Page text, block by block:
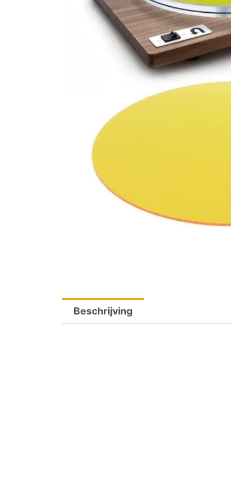
Beschrijving